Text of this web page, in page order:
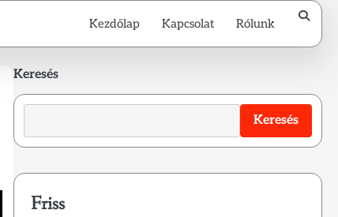
Kezdőlap Kapcsolat Rólunk
Keresés
Keresés
Friss